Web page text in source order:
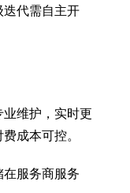
迭代需自主开
维护，实时更
费成本可控。
服务商服务